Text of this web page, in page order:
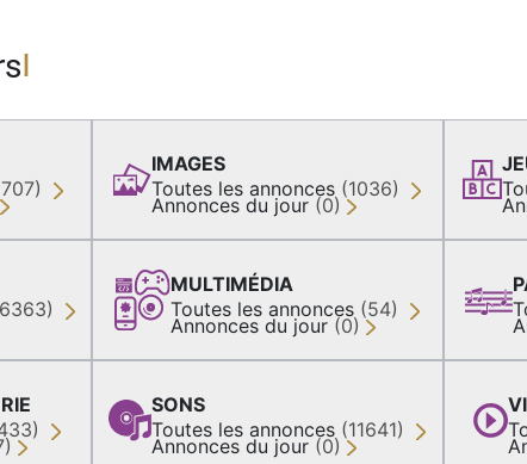
IMAGES
Toutes les annonces (1036)
Annonces du jour (0)
MULTIMÉDIA
Toutes les annonces (54)
Annonces du jour (0)
SONS
Toutes les annonces (11641)
Annonces du jour (0)